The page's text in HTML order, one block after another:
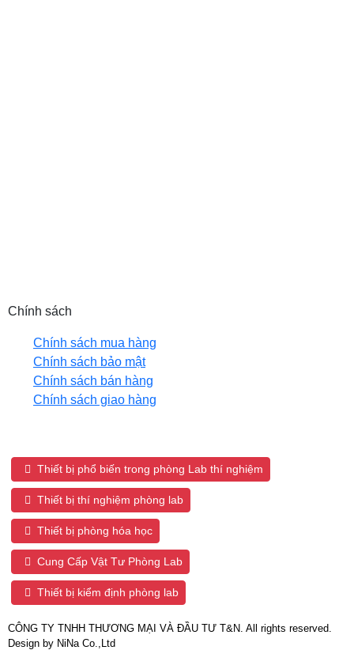
Chính sách
Chính sách mua hàng
Chính sách bảo mật
Chính sách bán hàng
Chính sách giao hàng
Thiết bị phổ biến trong phòng Lab thí nghiệm
Thiết bị thí nghiệm phòng lab
Thiết bị phòng hóa học
Cung Cấp Vật Tư Phòng Lab
Thiết bị kiểm định phòng lab
CÔNG TY TNHH THƯƠNG MẠI VÀ ĐẦU TƯ T&N. All rights reserved.
Design by NiNa Co.,Ltd